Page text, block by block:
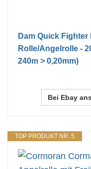
Dam Quick
Rolle/Angelrolle -
240m > 0,20mm)
Bei Ebay
TOP PRODUKT NR. 5